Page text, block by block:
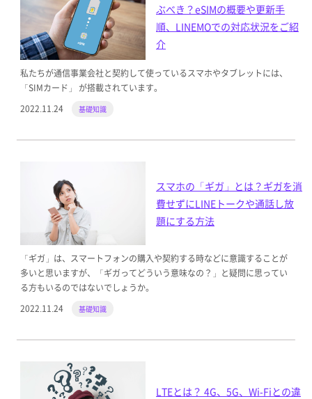
ぶべき？eSIMの概要や更新手
順、LINEMOでの対応状況をご紹
介
私たちが通信事業会社と契約して使っているスマホやタブレットには、
「SIMカード」 が搭載されています。
2022.11.24
基礎知識
スマホの「ギガ」とは？ギガを消
費せずにLINEトークや通話し放
題にする方法
「ギガ」は、スマートフォンの購入や契約する時などに意識することが
多いと思いますが、「ギガってどういう意味なの？」と疑問に思ってい
る方もいるのではないでしょうか。
2022.11.24
基礎知識
LTEとは？ 4G、5G、Wi-Fiとの違